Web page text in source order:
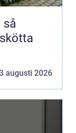
augusti 2026